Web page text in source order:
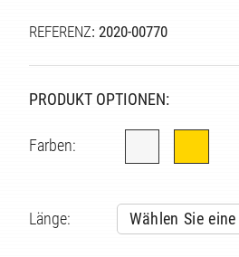
REFERENZ: 2020-00770
PRODUKT OPTIONEN:
Farben:
Länge: